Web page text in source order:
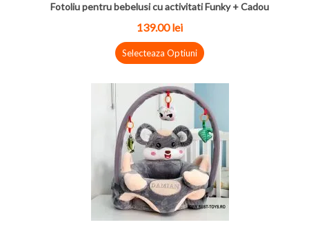
Fotoliu pentru bebelusi cu activitati Funky + Cadou
139.00 lei
Selecteaza Optiuni